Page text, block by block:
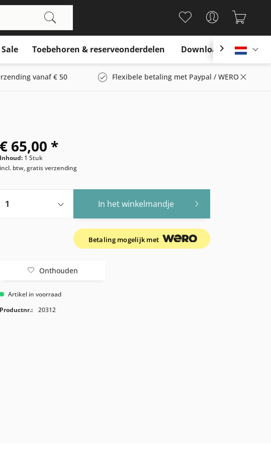
Sale Toebehoren & reserveonderdelen Download
vanaf € 50 Flexibele betaling met Paypal / WERO
€ 65,00 *
Inhoud: 1 Stuk
incl. btw, gratis verzending
In het winkelmandje
Betaling mogelijk met
Onthouden
Artikel in voorraad
Productnr.:
20312